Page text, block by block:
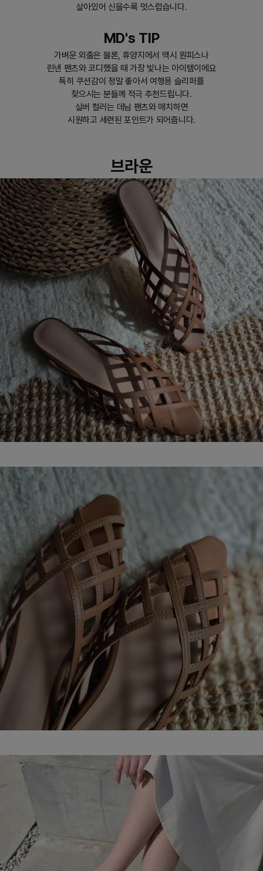
살아있어 신을수록 멋스럽습니다.
MD's TIP
가벼운 외출은 물론, 휴양지에서 맥시 원피스나
린넨 팬츠와 코디했을 때 가장 빛나는 아이템이에요
특히 쿠션감이 정말 좋아서 여행용 슬리퍼를
찾으시는 분들께 적극 추천드립니다.
실버 컬러는 데님 팬츠와 매치하면
시원하고 세련된 포인트가 되어줍니다.
브라운